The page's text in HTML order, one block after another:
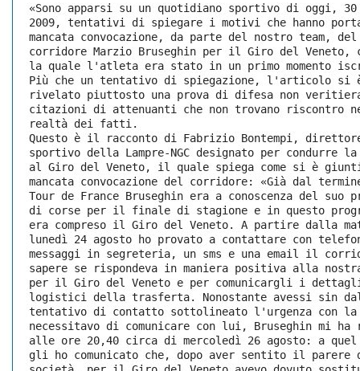
«Sono apparsi su un quotidiano sportivo di oggi, 30
2009, tentativi di spiegare i motivi che hanno
mancata convocazione, da parte del nostro team, del
corridore Marzio Bruseghin per il Giro del Veneto,
la quale l'atleta era stato in un primo momento
Più che un tentativo di spiegazione, l'articolo si
rivelato piuttosto una prova di difesa non
citazioni di attenuanti che non trovano riscontro
realtà dei fatti.
Questo è il racconto di Fabrizio Bontempi,
sportivo della Lampre-NGC designato per condurre la
al Giro del Veneto, il quale spiega come si è
mancata convocazione del corridore: «Già dal
Tour de France Bruseghin era a conoscenza del suo
di corse per il finale di stagione e in questo
era compreso il Giro del Veneto. A partire dalla
lunedì 24 agosto ho provato a contattare con
messaggi in segreteria, un sms e una email il
sapere se rispondeva in maniera positiva alla
per il Giro del Veneto e per comunicargli i
logistici della trasferta. Nonostante avessi sin
tentativo di contatto sottolineato l'urgenza con
necessitavo di comunicare con lui, Bruseghin mi ha
alle ore 20,40 circa di mercoledì 26 agosto: a quel
gli ho comunicato che, dopo aver sentito il parere